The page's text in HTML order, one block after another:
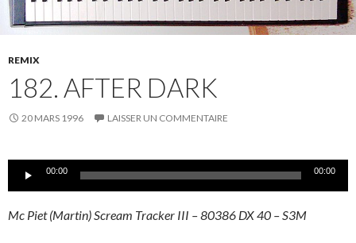
REMIX
182. AFTER DARK
20 MARS 1996 LAISSER UN COMMENTAIRE
Lecteur00:00 00:00
Mc Piet (Martin) Scream Tracker III – 80386 DX 40 – S3M